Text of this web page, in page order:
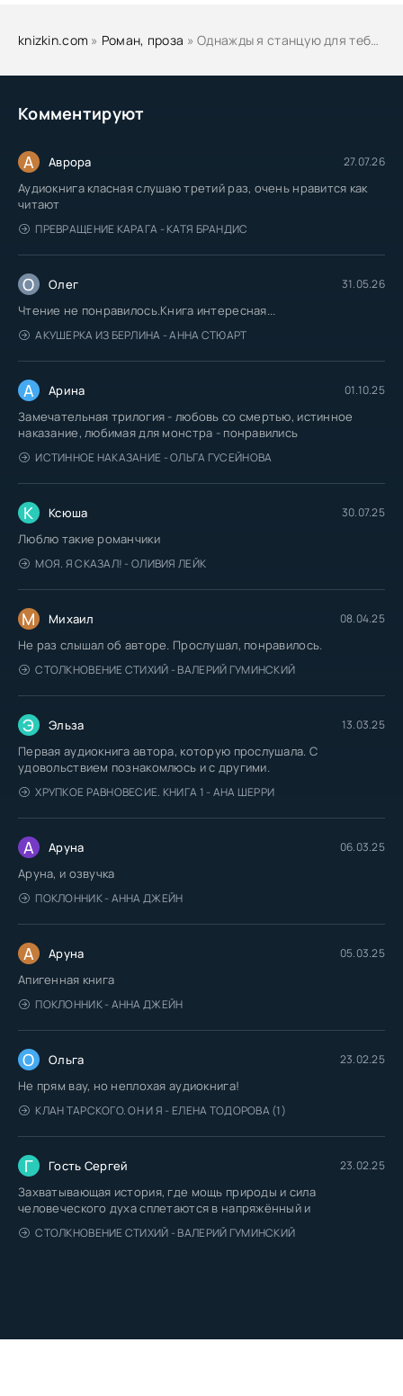
Комментируют
А Аврора 27.07.26
Аудиокнига класная слушаю третий раз, очень нравится как
читают
ПРЕВРАЩЕНИЕ КАРАГА - КАТЯ БРАНДИС
О Олег 31.05.26
Чтение не понравилось.Книга интересная...
АКУШЕРКА ИЗ БЕРЛИНА - АННА СТЮАРТ
А Арина 01.10.25
Замечательная трилогия - любовь со смертью, истинное
наказание, любимая для монстра - понравились
ИСТИННОЕ НАКАЗАНИЕ - ОЛЬГА ГУСЕЙНОВА
К Ксюша 30.07.25
Люблю такие романчики
МОЯ. Я СКАЗАЛ! - ОЛИВИЯ ЛЕЙК
М Михаил 08.04.25
Не раз слышал об авторе. Прослушал, понравилось.
СТОЛКНОВЕНИЕ СТИХИЙ - ВАЛЕРИЙ ГУМИНСКИЙ
Э Эльза 13.03.25
Первая аудиокнига автора, которую прослушала. С
удовольствием познакомлюсь и с другими.
ХРУПКОЕ РАВНОВЕСИЕ. КНИГА 1 - АНА ШЕРРИ
А Аруна 06.03.25
Аруна, и озвучка
ПОКЛОННИК - АННА ДЖЕЙН
А Аруна 05.03.25
Апигенная книга
ПОКЛОННИК - АННА ДЖЕЙН
О Ольга 23.02.25
Не прям вау, но неплохая аудиокнига!
КЛАН ТАРСКОГО. ОН И Я - ЕЛЕНА ТОДОРОВА (1)
Г Гость Сергей 23.02.25
Захватывающая история, где мощь природы и сила
человеческого духа сплетаются в напряжённый и
СТОЛКНОВЕНИЕ СТИХИЙ - ВАЛЕРИЙ ГУМИНСКИЙ
knizkin.com » Роман, проза » Однажды я станцую для тебя - Аньес Мартен-Люган